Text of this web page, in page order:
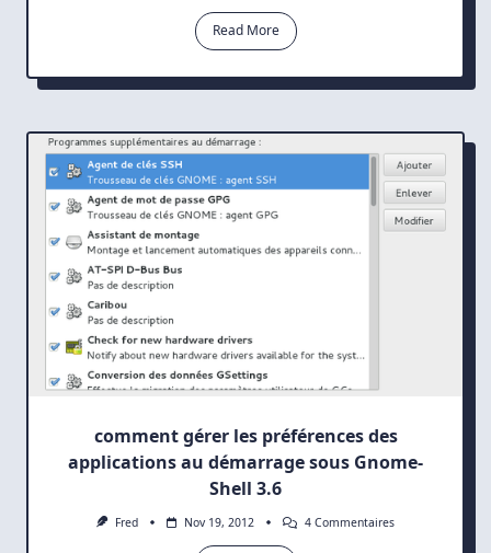
Read More
comment gérer les préférences des
applications au démarrage sous Gnome-
Shell 3.6
Fred Nov 19, 2012 4 CommentairesSur